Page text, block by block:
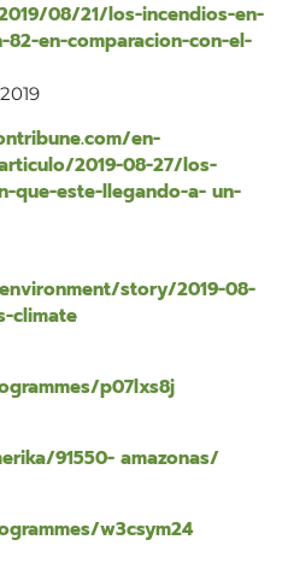
08/21/los-incendios-en-
82-en-comparacion-con-el-
en-
2019-08-27/los-
que-este-llegando-a- un-
story/2019-08-
climate
p07lxs8j
91550- amazonas/
w3csym24